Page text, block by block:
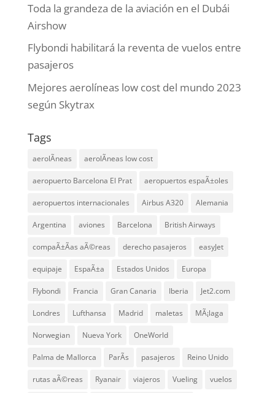
Toda la grandeza de la aviación en el Dubái
Airshow
Flybondi habilitará la reventa de vuelos entre
pasajeros
Mejores aerolíneas low cost del mundo 2023
según Skytrax
Tags
aerolÃ­neas aerolÃ­neas low cost
aeropuerto Barcelona El Prat aeropuertos espaÃ±oles
aeropuertos internacionales Airbus A320 Alemania
Argentina aviones Barcelona British Airways
compaÃ±Ã­as aÃ©reas derecho pasajeros easyJet
equipaje EspaÃ±a Estados Unidos Europa
Flybondi Francia Gran Canaria Iberia Jet2.com
Londres Lufthansa Madrid maletas MÃ¡laga
Norwegian Nueva York OneWorld
Palma de Mallorca ParÃ­s pasajeros Reino Unido
rutas aÃ©reas Ryanair viajeros Vueling vuelos